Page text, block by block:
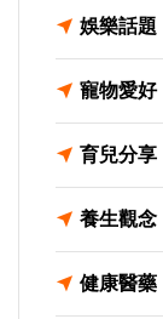
娛樂話題
寵物愛好
育兒分享
養生觀念
健康醫藥